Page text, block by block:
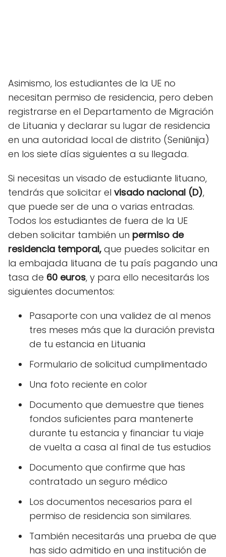
Asimismo, los estudiantes de la UE no
necesitan permiso de residencia, pero deben
registrarse en el Departamento de Migración
de Lituania y declarar su lugar de residencia
en una autoridad local de distrito (Seniūnija)
en los siete días siguientes a su llegada.
Si necesitas un visado de estudiante lituano,
tendrás que solicitar el visado nacional (D),
que puede ser de una o varias entradas.
Todos los estudiantes de fuera de la UE
deben solicitar también un permiso de
residencia temporal, que puedes solicitar en
la embajada lituana de tu país pagando una
tasa de 60 euros, y para ello necesitarás los
siguientes documentos:
Pasaporte con una validez de al menos
tres meses más que la duración prevista
de tu estancia en Lituania
Formulario de solicitud cumplimentado
Una foto reciente en color
Documento que demuestre que tienes
fondos suficientes para mantenerte
durante tu estancia y financiar tu viaje
de vuelta a casa al final de tus estudios
Documento que confirme que has
contratado un seguro médico
Los documentos necesarios para el
permiso de residencia son similares.
También necesitarás una prueba de que
has sido admitido en una institución de